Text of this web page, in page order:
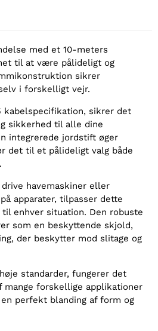
med et 10-meters
til at være pålideligt og
sikrer
i forskelligt vejr.
kabelspecifikation, sikrer det
sikkerhed til alle dine
integrerede jordstift øger
det til et pålideligt valg både
havemaskiner eller
apparater, tilpasser dette
enhver situation. Den robuste
som en beskyttende skjold,
der beskytter mod slitage og
standarder, fungerer det
mange forskellige applikationer
perfekt blanding af form og